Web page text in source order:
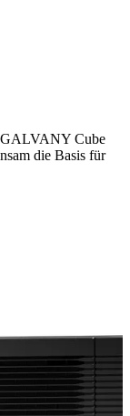
GALVANY Cube
die Basis für